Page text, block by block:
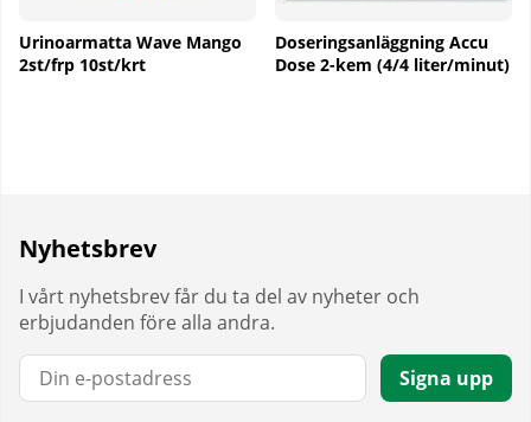
Urinoarmatta Wave Mango
2st/frp 10st/krt
Doseringsanläggning Accu
Dose 2-kem (4/4 liter/minut)
Nyhetsbrev
I vårt nyhetsbrev får du ta del av nyheter och
erbjudanden före alla andra.
E-post:
Signa upp